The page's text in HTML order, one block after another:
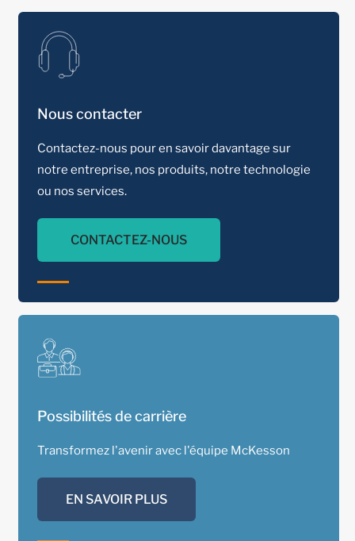
Nous contacter
Contactez-nous pour en savoir davantage sur
notre entreprise, nos produits, notre technologie
ou nos services.
CONTACTEZ-NOUS
Possibilités de carrière
Transformez l'avenir avec l'équipe McKesson
EN SAVOIR PLUS